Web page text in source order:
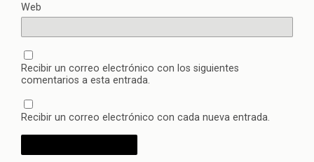
Web
Recibir un correo electrónico con los siguientes
comentarios a esta entrada.
Recibir un correo electrónico con cada nueva entrada.